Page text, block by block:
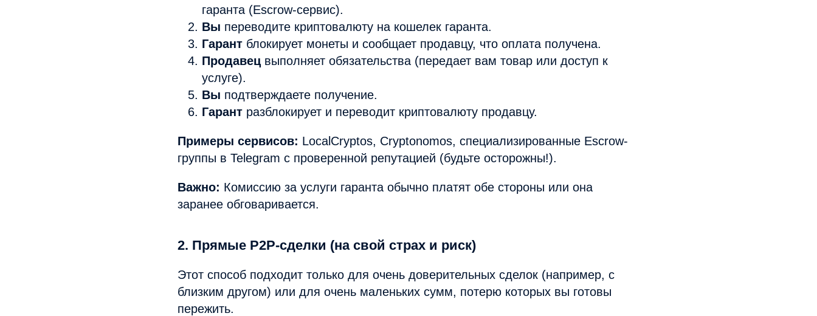
гаранта (Escrow-сервис).
Вы переводите криптовалюту на кошелек гаранта.
Гарант блокирует монеты и сообщает продавцу, что оплата получена.
Продавецвыполняет обязательства (передает вам товар или доступ к
услуге).
Вы подтверждаете получение.
Гарант разблокирует и переводит криптовалюту продавцу.
Примеры сервисов: LocalCryptos, Cryptonomos, специализированные Escrow-
группы в Telegram с проверенной репутацией (будьте осторожны!).
Важно: Комиссию за услуги гаранта обычно платят обе стороны или она
заранее обговаривается.
2. Прямые P2P-сделки (на свой страх и риск)
Этот способ подходит только для очень доверительных сделок (например, с
близким другом) или для очень маленьких сумм, потерю которых вы готовы
пережить.